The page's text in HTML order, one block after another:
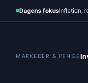
Spring
til
Dagens fokusInflation,
MARKEDER & PENGE